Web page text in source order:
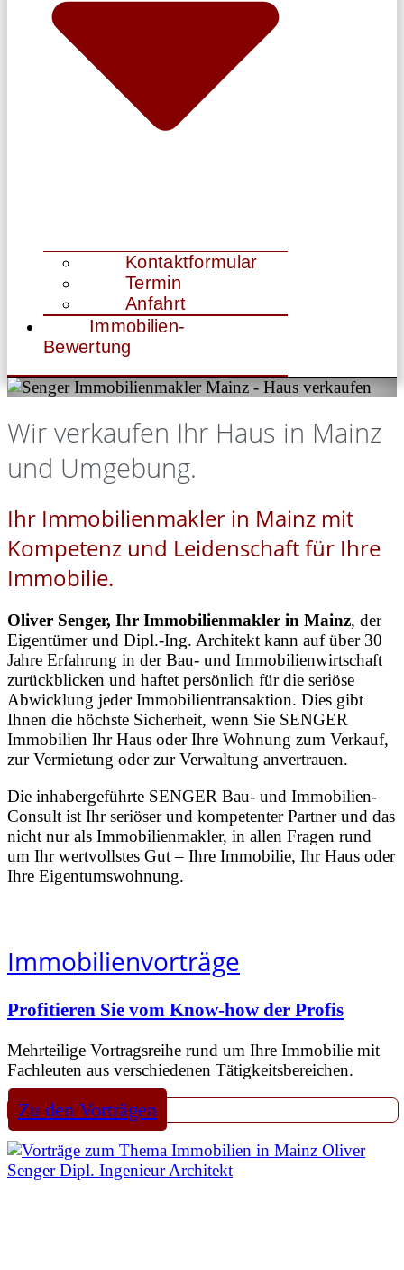
Kontaktformular
Termin
Anfahrt
Immobilien-
Bewertung
Wir verkaufen Ihr Haus in Mainz
und Umgebung.
Ihr Immobilienmakler in Mainz mit
Kompetenz und Leidenschaft für Ihre
Immobilie.
Oliver Senger, Ihr Immobilienmakler in Mainz, der
Eigentümer und Dipl.-Ing. Architekt kann auf über 30
Jahre Erfahrung in der Bau- und Immobilienwirtschaft
zurückblicken und haftet persönlich für die seriöse
Abwicklung jeder Immobilientransaktion. Dies gibt
Ihnen die höchste Sicherheit, wenn Sie SENGER
Immobilien Ihr Haus oder Ihre Wohnung zum Verkauf,
zur Vermietung oder zur Verwaltung anvertrauen.
Die inhabergeführte SENGER Bau- und Immobilien-
Consult ist Ihr seriöser und kompetenter Partner und das
nicht nur als Immobilienmakler, in allen Fragen rund
um Ihr wertvollstes Gut – Ihre Immobilie, Ihr Haus oder
Ihre Eigentumswohnung.
Immobilienvorträge
Profitieren Sie vom Know-how der Profis
Mehrteilige Vortragsreihe rund um Ihre Immobilie mit
Fachleuten aus verschiedenen Tätigkeitsbereichen.
Zu den Vorträgen